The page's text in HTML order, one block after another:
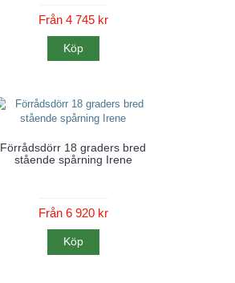
Från 4 745 kr
Köp
Förrådsdörr 18 graders bred
stående spårning Irene
Från 6 920 kr
Köp